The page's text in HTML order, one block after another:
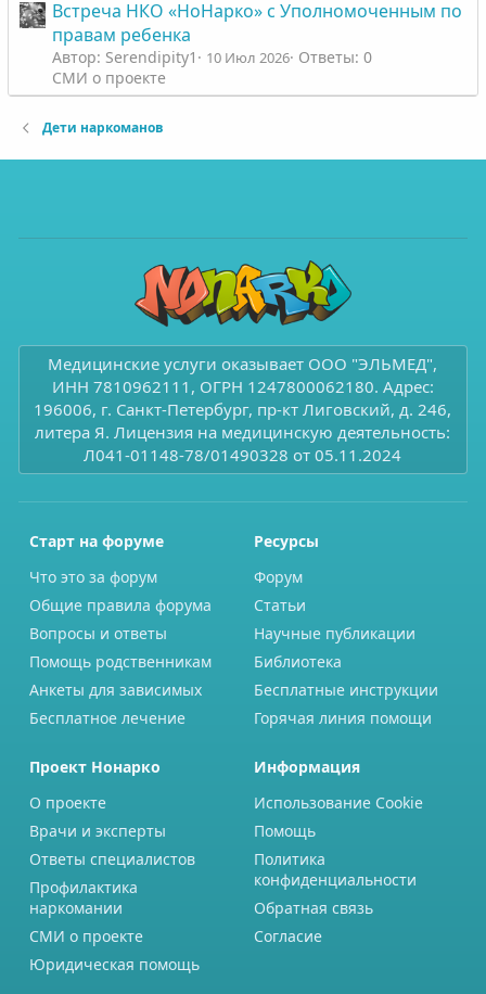
Встреча НКО «НоНарко» с Уполномоченным по
правам ребенка
Автор: Serendipity1 10 Июл 2026 Ответы: 0
СМИ о проекте
Дети наркоманов
Медицинские услуги оказывает ООО "ЭЛЬМЕД",
ИНН 7810962111, ОГРН 1247800062180. Адрес:
196006, г. Санкт-Петербург, пр-кт Лиговский, д. 246,
литера Я. Лицензия на медицинскую деятельность:
Л041-01148-78/01490328 от 05.11.2024
Старт на форуме
Что это за форум
Общие правила форума
Вопросы и ответы
Помощь родственникам
Анкеты для зависимых
Бесплатное лечение
Ресурсы
Форум
Статьи
Научные публикации
Библиотека
Бесплатные инструкции
Горячая линия помощи
Проект Нонарко
О проекте
Врачи и эксперты
Ответы специалистов
Профилактика
наркомании
СМИ о проекте
Юридическая помощь
Информация
Использование Cookie
Помощь
Политика
конфиденциальности
Обратная связь
Согласие